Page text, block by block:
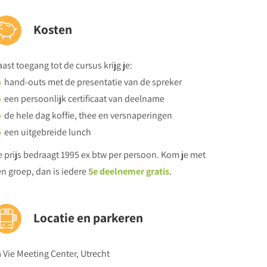
de Vertrouwenspersoon Integriteit?
het met benadeling?
en collega's?
ongewenst gedrag
Kosten
toegang tot de cursus krijg je:
hand-outs met de presentatie van de spreker
een persoonlijk certificaat van deelname
de hele dag koffie, thee en versnaperingen
een uitgebreide lunch
prijs bedraagt 1995 ex btw per persoon. Kom je met
groep, dan is iedere5e deelnemer gratis.
Locatie en parkeren
Vie Meeting Center, Utrecht